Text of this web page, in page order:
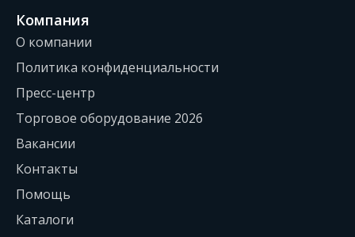
Компания
О компании
Политика конфиденциальности
Пресс-центр
Торговое оборудование 2026
Вакансии
Контакты
Помощь
Каталоги